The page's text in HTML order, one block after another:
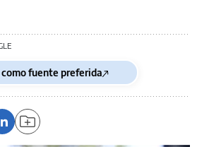
fuente preferida